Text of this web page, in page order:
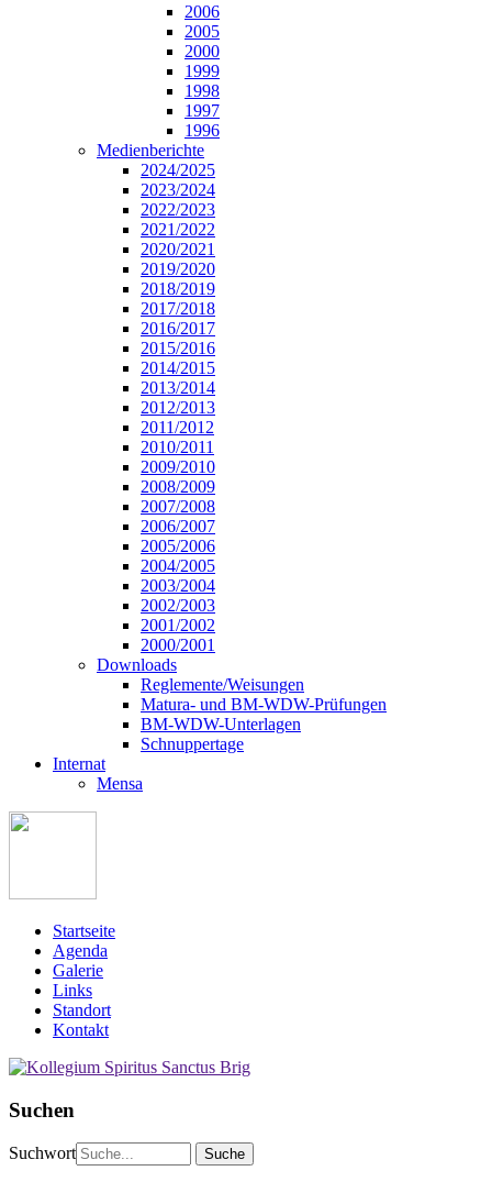
2006
2005
2000
1999
1998
1997
1996
Medienberichte
2024/2025
2023/2024
2022/2023
2021/2022
2020/2021
2019/2020
2018/2019
2017/2018
2016/2017
2015/2016
2014/2015
2013/2014
2012/2013
2011/2012
2010/2011
2009/2010
2008/2009
2007/2008
2006/2007
2005/2006
2004/2005
2003/2004
2002/2003
2001/2002
2000/2001
Downloads
Reglemente/Weisungen
Matura- und BM-WDW-Prüfungen
BM-WDW-Unterlagen
Schnuppertage
Internat
Mensa
Startseite
Agenda
Galerie
Links
Standort
Kontakt
Suchen
Suchwort